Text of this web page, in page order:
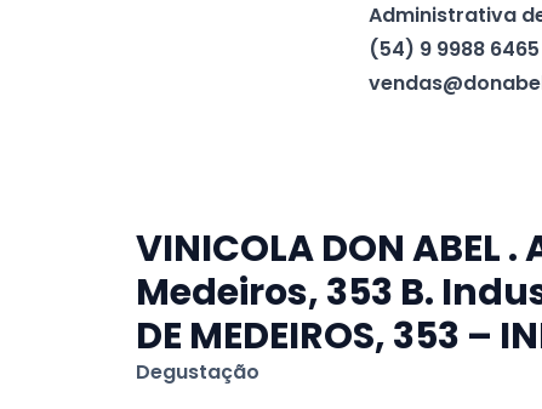
Administrativa
(54) 9 9988 6465
VINICOLA DON ABEL
Medeiros, 353 B.
DE MEDEIROS, 353 –
Degustação